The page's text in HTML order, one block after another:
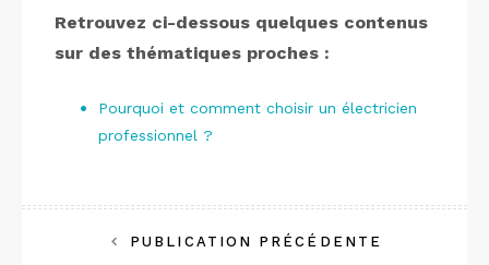
Retrouvez ci-dessous quelques contenus
sur des thématiques proches :
Pourquoi et comment choisir un électricien
professionnel ?
NavigationPUBLICATION PRÉCÉDENTE